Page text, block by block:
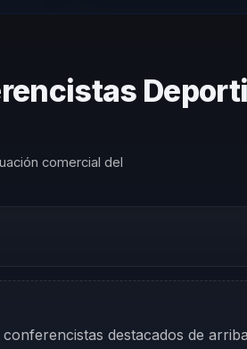
comercial del
destacados de